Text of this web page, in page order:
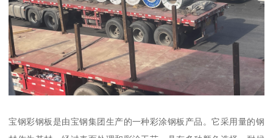
宝钢彩钢板是由宝钢集团生产的一种彩涂钢板产品。它采用量的钢